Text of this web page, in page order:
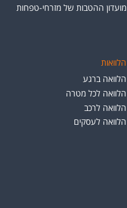
מועדון ההטבות של מזרחי-טפחות
הלוואות
הלוואה ברגע
הלוואה לכל מטרה
הלוואה לרכב
הלוואה לעסקים